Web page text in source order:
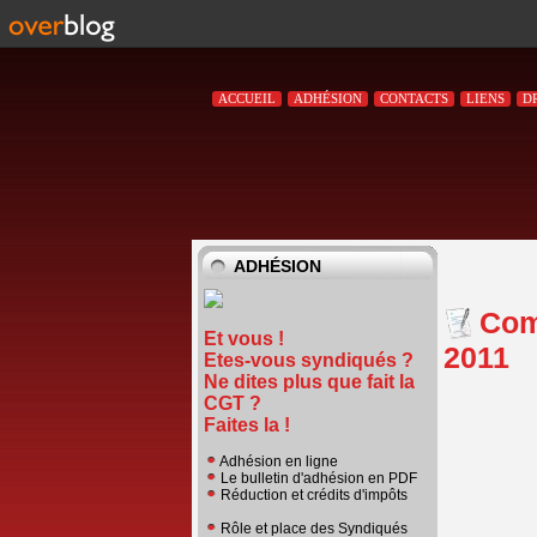
ACCUEIL ADHÉSION CONTACTS LIENS
ADHÉSION
Et vous !
Etes-vous syndiqués ?
Ne dites plus que fait la
CGT ?
Faites la !
Adhésion en ligne
Le bulletin d'adhésion en PDF
Réduction et crédits d'impôts
Rôle et place des Syndiqués
2011